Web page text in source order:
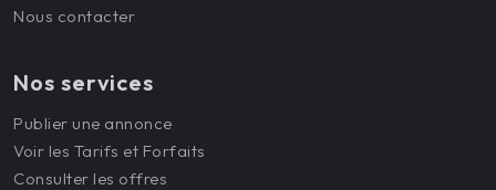
Nous contacter
Nos services
Publier une annonce
Voir les Tarifs et Forfaits
Consulter les offres